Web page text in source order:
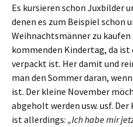
Es kursieren schon Juxbilder
denen es zum Beispiel schon
Weihnachtsmänner zu
kommenden Kindertag, da ist
verpackt ist. Her damit und
man den Sommer daran,
ist. Der kleine November
abgeholt werden usw. usf.
ist allerdings: „Ich habe mir